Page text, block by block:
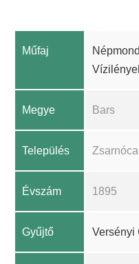
Műfaj
Megye Bars
Település
Évszám 1895
Gyűjtő Versényi